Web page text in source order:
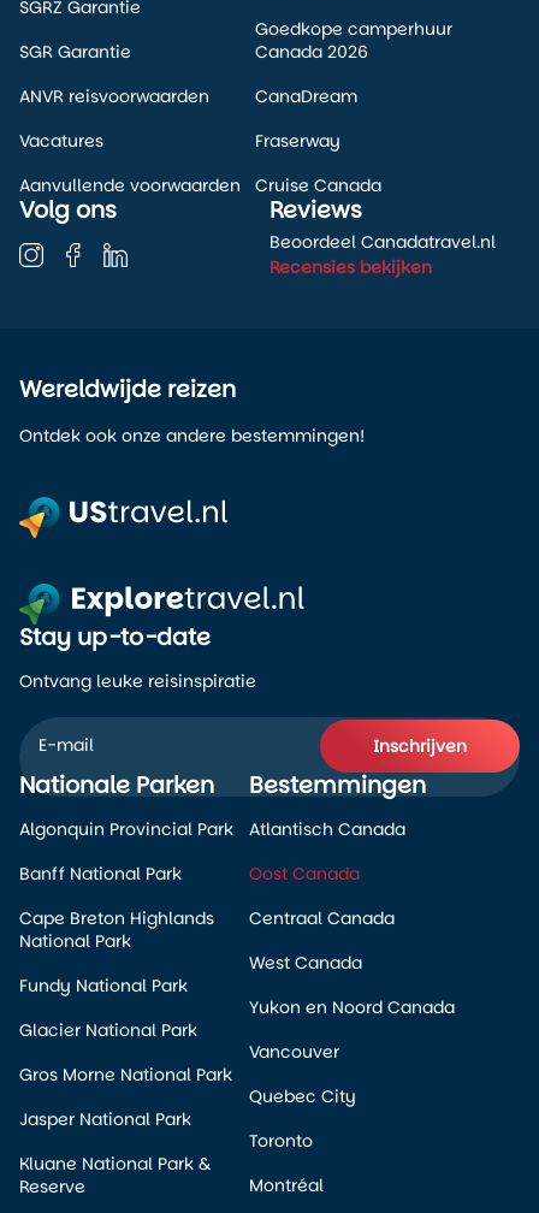
SGRZ Garantie
SGR Garantie
ANVR reisvoorwaarden
Vacatures
Aanvullende voorwaarden
Goedkope camperhuur
Canada 2026
CanaDream
Fraserway
Cruise Canada
Volg ons Reviews
Beoordeel Canadatravel.nl
Recensies bekijken
Wereldwijde reizen
Ontdek ook onze andere bestemmingen!
Nationale Parken
Algonquin Provincial Park
Banff National Park
Cape Breton Highlands
National Park
Fundy National Park
Glacier National Park
Gros Morne National Park
Jasper National Park
Kluane National Park &
Reserve
Bestemmingen
Atlantisch Canada
Oost Canada
Centraal Canada
West Canada
Yukon en Noord Canada
Vancouver
Quebec City
Toronto
Montréal
Stay up-to-date
Ontvang leuke reisinspiratie
Inschrijven
Alternative: